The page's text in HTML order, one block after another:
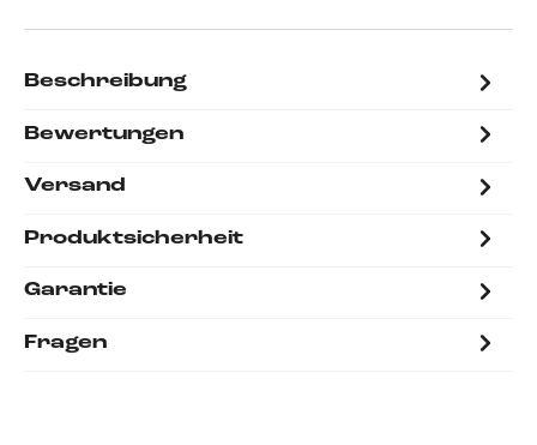
Beschreibung
Bewertungen
Versand
Produktsicherheit
Garantie
Fragen